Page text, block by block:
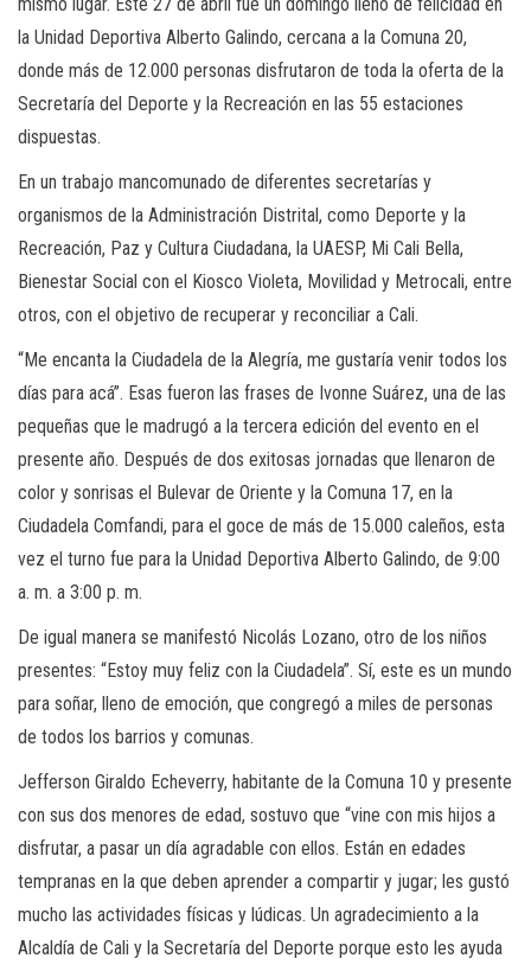
la Unidad Deportiva Alberto Galindo, cercana a la Comuna 20,
donde más de 12.000 personas disfrutaron de toda la oferta de la
Secretaría del Deporte y la Recreación en las 55 estaciones
dispuestas.
En un trabajo mancomunado de diferentes secretarías y
organismos de la Administración Distrital, como Deporte y la
Recreación, Paz y Cultura Ciudadana, la UAESP, Mi Cali Bella,
Bienestar Social con el Kiosco Violeta, Movilidad y Metrocali, entre
otros, con el objetivo de recuperar y reconciliar a Cali.
“Me encanta la Ciudadela de la Alegría, me gustaría venir todos los
días para acá”. Esas fueron las frases de Ivonne Suárez, una de las
pequeñas que le madrugó a la tercera edición del evento en el
presente año. Después de dos exitosas jornadas que llenaron de
color y sonrisas el Bulevar de Oriente y la Comuna 17, en la
Ciudadela Comfandi, para el goce de más de 15.000 caleños, esta
vez el turno fue para la Unidad Deportiva Alberto Galindo, de 9:00
a. m. a 3:00 p. m.
De igual manera se manifestó Nicolás Lozano, otro de los niños
presentes: “Estoy muy feliz con la Ciudadela”. Sí, este es un mundo
para soñar, lleno de emoción, que congregó a miles de personas
de todos los barrios y comunas.
Jefferson Giraldo Echeverry, habitante de la Comuna 10 y presente
con sus dos menores de edad, sostuvo que “vine con mis hijos a
disfrutar, a pasar un día agradable con ellos. Están en edades
tempranas en la que deben aprender a compartir y jugar; les gustó
mucho las actividades físicas y lúdicas. Un agradecimiento a la
Alcaldía de Cali y la Secretaría del Deporte porque esto les ayuda